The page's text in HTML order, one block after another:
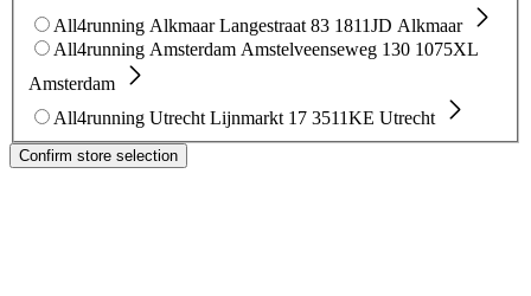
All4running Alkmaar Langestraat 83 1811JD Alkmaar
All4running Amsterdam Amstelveenseweg 130 1075XL
Amsterdam
All4running Utrecht Lijnmarkt 17 3511KE Utrecht
Confirm store selection